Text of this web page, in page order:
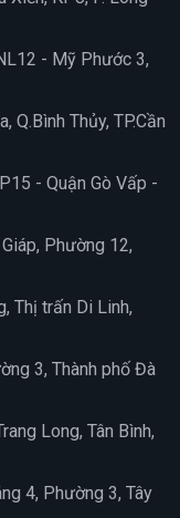
- Mỹ Phước 3,
Q.Bình Thủy, TP.Cần
- Quận Gò Vấp -
Phường 12,
Thị trấn Di Linh,
3, Thành phố Đà
Long, Tân Bình,
4, Phường 3, Tây